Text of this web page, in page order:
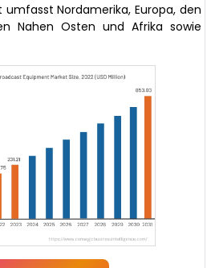
Nordamerika, Europa, den
Nahen Osten und Afrika sowie